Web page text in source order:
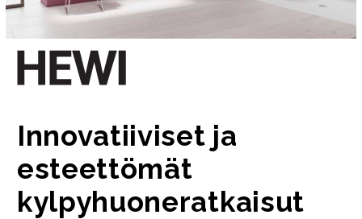
Innovatiiviset ja
esteettömät
kylpyhuoneratkaisut